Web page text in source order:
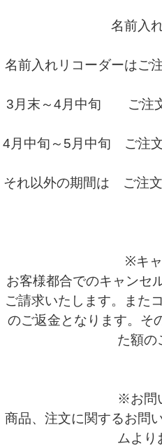
名前入
名前入れリコーダーはご
3月末～4月中旬 ご注文
4月中旬～5月中旬 ご注
それ以外の期間は ご注
※キ
お客様都合でのキャンセ
ご請求いたします。また
のご返金となります。そ
た額の
※お問
商品、注文に関するお問
ムより